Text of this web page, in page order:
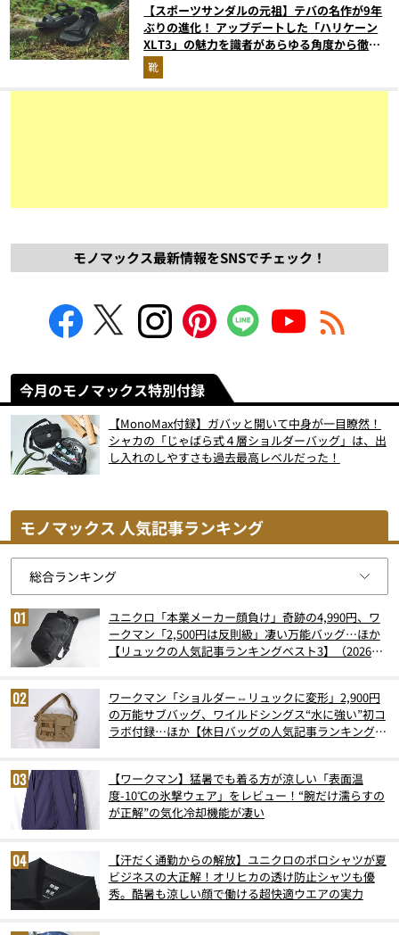
【スポーツサンダルの元祖】テバの名作が9年
ぶりの進化！ アップデートした「ハリケーン
XLT3」の魅力を識者があらゆる角度から徹底
解説！
靴
モノマックス最新情報をSNSでチェック！
今月のモノマックス特別付録
【MonoMax付録】ガバッと開いて中身が一目瞭然！
シャカの「じゃばら式４層ショルダーバッグ」は、出
し入れのしやすさも過去最高レベルだった！
モノマックス 人気記事ランキング
ユニクロ「本業メーカー顔負け」奇跡の4,990円、ワ
ークマン「2,500円は反則級」凄い万能バッグ…ほか
【リュックの人気記事ランキングベスト3】（2026年
ワークマン「ショルダー⇔リュックに変形」2,900円
の万能サブバッグ、ワイルドシングス“水に強い”初コ
ラボ付録…ほか【休日バッグの人気記事ランキングベ
【ワークマン】猛暑でも着る方が涼しい「表面温
度-10℃の氷撃ウェア」をレビュー！“腕だけ濡らすの
が正解”の気化冷却機能が凄い
【汗だく通勤からの解放】ユニクロのポロシャツが夏
ビジネスの大正解！オリヒカの透け防止シャツも優
秀。酷暑も涼しい顔で働ける超快適ウエアの実力